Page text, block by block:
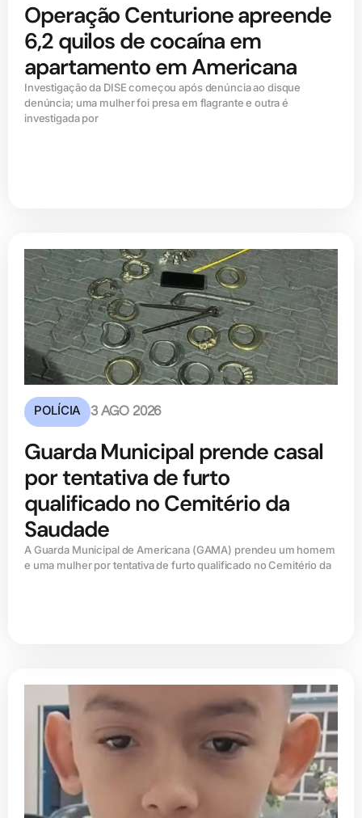
Operação Centurione apreende
6,2 quilos de cocaína em
apartamento em Americana
Investigação da DISE começou após denúncia ao disque
denúncia; uma mulher foi presa em flagrante e outra é
investigada por
POLÍCIA 3 AGO 2026
Guarda Municipal prende casal
por tentativa de furto
qualificado no Cemitério da
Saudade
A Guarda Municipal de Americana (GAMA) prendeu um homem
e uma mulher por tentativa de furto qualificado no Cemitério da